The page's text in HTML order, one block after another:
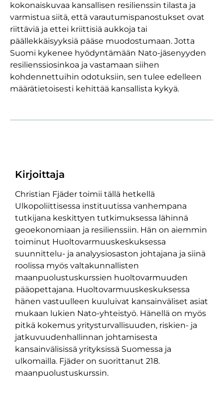
kokonaiskuvaa kansallisen resilienssin tilasta ja
varmistua siitä, että varautumispanostukset ovat
riittäviä ja ettei kriittisiä aukkoja tai
päällekkäisyyksiä pääse muodostumaan. Jotta
Suomi kykenee hyödyntämään Nato-jäsenyyden
resilienssiosinkoa ja vastamaan siihen
kohdennettuihin odotuksiin, sen tulee edelleen
määrätietoisesti kehittää kansallista kykyä.
Kirjoittaja
Christian Fjäder toimii tällä hetkellä
Ulkopoliittisessa instituutissa vanhempana
tutkijana keskittyen tutkimuksessa lähinnä
geoekonomiaan ja resilienssiin. Hän on aiemmin
toiminut Huoltovarmuuskeskuksessa
suunnittelu- ja analyysiosaston johtajana ja siinä
roolissa myös valtakunnallisten
maanpuolustuskurssien huoltovarmuuden
pääopettajana. Huoltovarmuuskeskuksessa
hänen vastuulleen kuuluivat kansainväliset asiat
mukaan lukien Nato-yhteistyö. Hänellä on myös
pitkä kokemus yritysturvallisuuden, riskien- ja
jatkuvuudenhallinnan johtamisesta
kansainvälisissä yrityksissä Suomessa ja
ulkomailla. Fjäder on suorittanut 218.
maanpuolustuskurssin.